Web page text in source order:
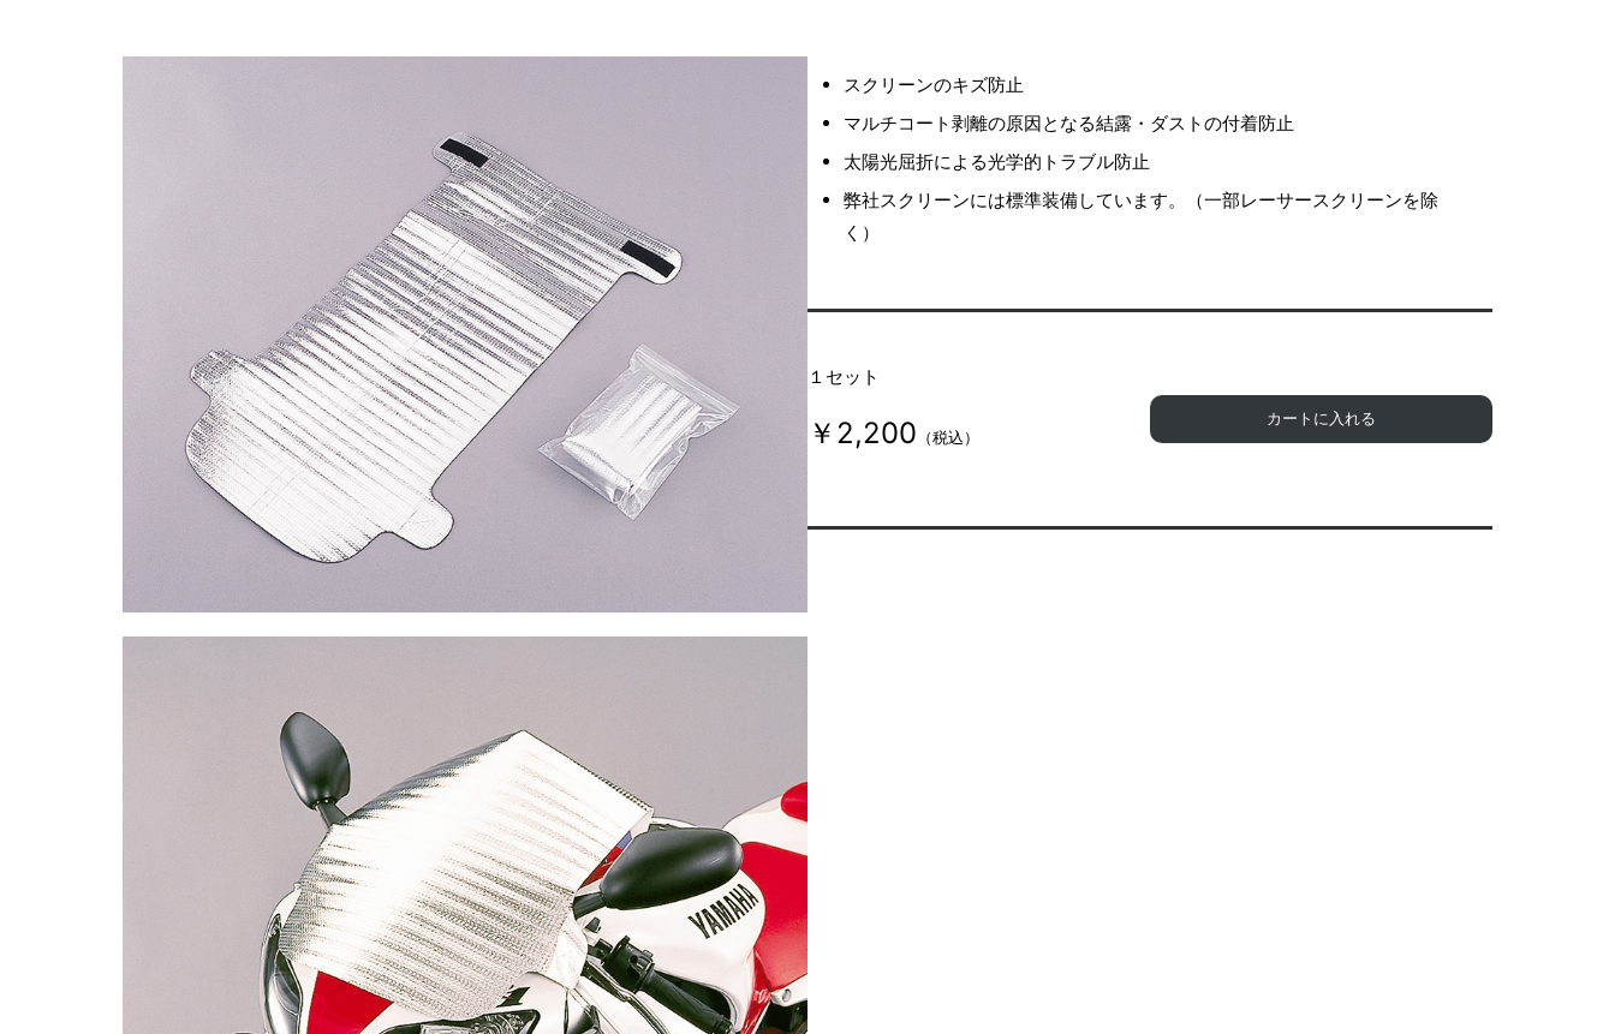
スクリーンのキズ防止
マルチコート剥離の原因となる結露・ダストの付着防止
太陽光屈折による光学的トラブル防止
弊社スクリーンには標準装備しています。（一部レーサースクリーンを除
く）
１セット
￥2,200 （税込）
カートに入れる